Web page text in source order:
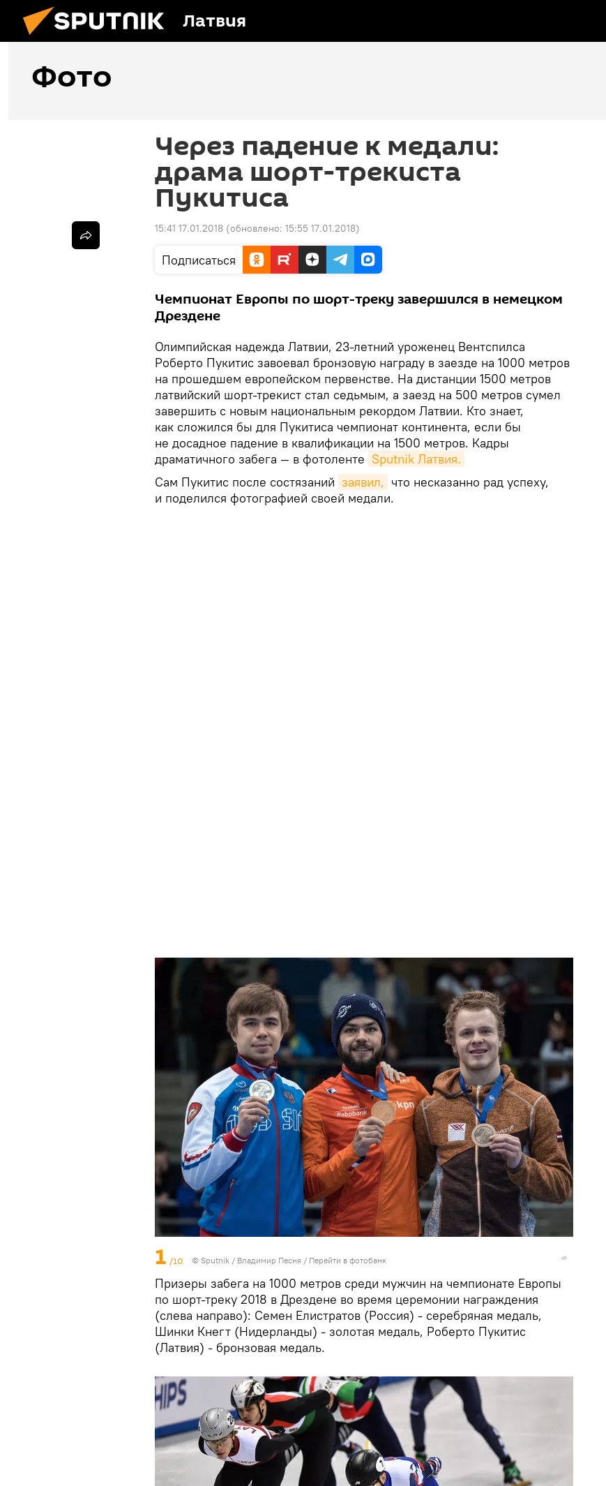
Латвия
Фото
Через падение к медали:
драма шорт-трекиста
Пукитиса
15:41 17.01.2018 (обновлено: 15:55 17.01.2018)
Подписаться
Чемпионат Европы по шорт-треку завершился в немецком
Дрездене
Олимпийская надежда Латвии, 23-летний уроженец Вентспилса
Роберто Пукитис завоевал бронзовую награду в заезде на 1000 метров
на прошедшем европейском первенстве. На дистанции 1500 метров
латвийский шорт-трекист стал седьмым, а заезд на 500 метров сумел
завершить с новым национальным рекордом Латвии. Кто знает,
как сложился бы для Пукитиса чемпионат континента, если бы
не досадное падение в квалификации на 1500 метров. Кадры
драматичного забега — в фотоленте Sputnik Латвия.
Сам Пукитис после состязаний заявил, что несказанно рад успеху,
и поделился фотографией своей медали.
1 /10 © Sputnik / Владимир Песня / Перейти в фотобанк
Призеры забега на 1000 метров среди мужчин на чемпионате Европы
по шорт-треку 2018 в Дрездене во время церемонии награждения
(слева направо): Семен Елистратов (Россия) - серебряная медаль,
Шинки Кнегт (Нидерланды) - золотая медаль, Роберто Пукитис
(Латвия) - бронзовая медаль.